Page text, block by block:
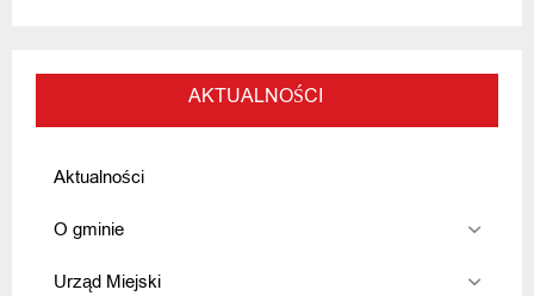
AKTUALNOŚCI
Aktualności
O gminie
Urząd Miejski